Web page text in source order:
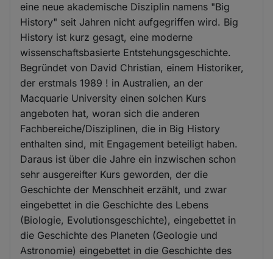
eine neue akademische Disziplin namens "Big
History" seit Jahren nicht aufgegriffen wird. Big
History ist kurz gesagt, eine moderne
wissenschaftsbasierte Entstehungsgeschichte.
Begründet von David Christian, einem Historiker,
der erstmals 1989 ! in Australien, an der
Macquarie University einen solchen Kurs
angeboten hat, woran sich die anderen
Fachbereiche/Disziplinen, die in Big History
enthalten sind, mit Engagement beteiligt haben.
Daraus ist über die Jahre ein inzwischen schon
sehr ausgereifter Kurs geworden, der die
Geschichte der Menschheit erzählt, und zwar
eingebettet in die Geschichte des Lebens
(Biologie, Evolutionsgeschichte), eingebettet in
die Geschichte des Planeten (Geologie und
Astronomie) eingebettet in die Geschichte des